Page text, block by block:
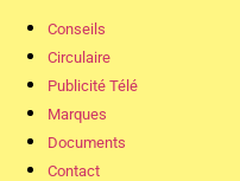
Conseils
Circulaire
Publicité Télé
Marques
Documents
Contact